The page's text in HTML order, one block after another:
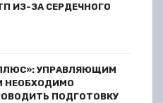
ИЗ-ЗА СЕРДЕЧНОГО
УПРАВЛЯЮЩИМ
НЕОБХОДИМО
ПОДГОТОВКУ